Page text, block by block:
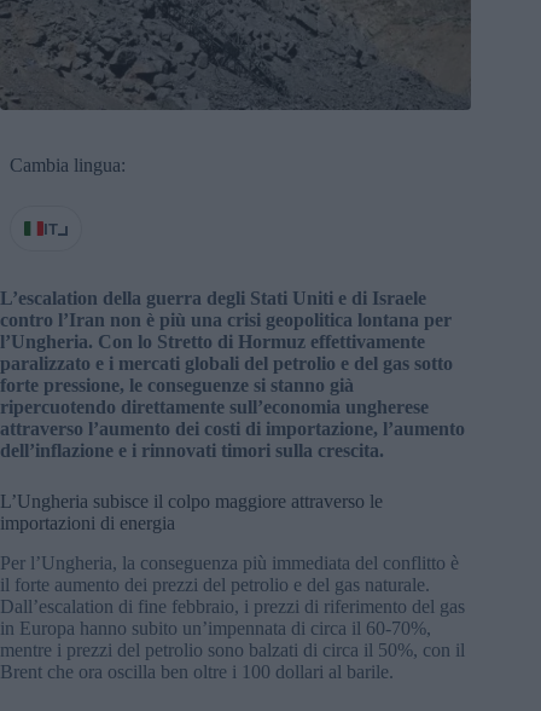
Cambia lingua:
IT
L’escalation della guerra degli Stati Uniti e di Israele
contro l’Iran non è più una crisi geopolitica lontana per
l’Ungheria. Con lo Stretto di Hormuz effettivamente
paralizzato e i mercati globali del petrolio e del gas sotto
forte pressione, le conseguenze si stanno già
ripercuotendo direttamente sull’economia ungherese
attraverso l’aumento dei costi di importazione, l’aumento
dell’inflazione e i rinnovati timori sulla crescita.
L’Ungheria subisce il colpo maggiore attraverso le
importazioni di energia
Per l’Ungheria, la conseguenza più immediata del conflitto è
il forte aumento dei prezzi del petrolio e del gas naturale.
Dall’escalation di fine febbraio, i prezzi di riferimento del gas
in Europa hanno subito un’impennata di circa il 60-70%,
mentre i prezzi del petrolio sono balzati di circa il 50%, con il
Brent che ora oscilla ben oltre i 100 dollari al barile.